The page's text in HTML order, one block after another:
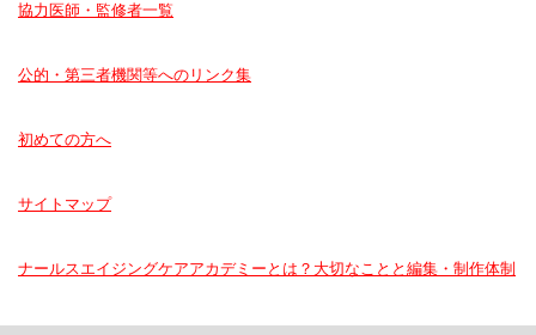
協力医師・監修者一覧
公的・第三者機関等へのリンク集
初めての方へ
サイトマップ
ナールスエイジングケアアカデミーとは？大切なことと編集・制作体制